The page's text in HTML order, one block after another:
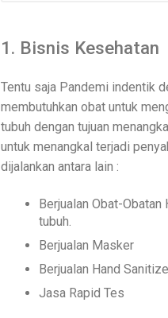
1. Bisnis Kesehatan
Tentu saja Pandemi indentik
membutuhkan obat untuk
tubuh dengan tujuan
untuk menangkal terjadi
dijalankan antara lain :
Berjualan Obat-
tubuh.
Berjualan Masker
Berjualan Hand
Jasa Rapid Tes